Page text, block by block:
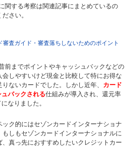
関する考察は関連記事にまとめているの
さい。
審査ガイド・審査落ちしないためのポイント
前までポイントやキャッシュバックなどの
しやすいけど現金と比較して特にお得な
ないカードでした。しかし近年、 カード
バックされる仕組みが導入され、還元率
なりました。
ク的にはセゾンカードインターナショナ
しもセゾンカードインターナショナルに
真っ先におすすめしたいクレジットカー